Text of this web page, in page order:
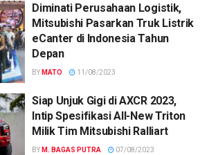
Diminati Perusahaan Logistik,
Mitsubishi Pasarkan Truk Listrik
eCanter di Indonesia Tahun
Depan
BY MATO 11/08/2023
Siap Unjuk Gigi di AXCR 2023,
Intip Spesifikasi All-New Triton
Milik Tim Mitsubishi Ralliart
BY M. BAGAS PUTRA 07/08/2023